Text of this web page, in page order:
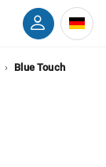
Blue Touch